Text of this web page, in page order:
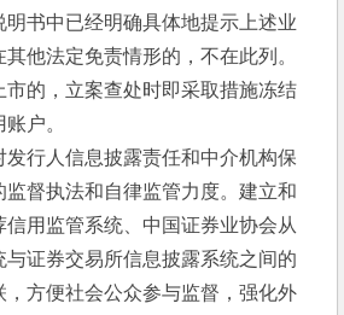
书中已经明确具体地提示上述业
他法定免责情形的，不在此列。
市的，立案查处时即采取措施冻结
户。
发行人信息披露责任和中介机构保
督执法和自律监管力度。建立和
用监管系统、中国证券业协会从
与证券交易所信息披露系统之间的
，方便社会公众参与监督，强化外